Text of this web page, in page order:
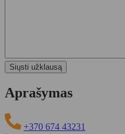
Aprašymas
+370 674 43231